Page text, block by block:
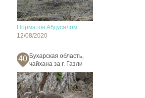
Норматов Абдусалом
12/08/2020
40 Бухарская область,
чайхана за г. Газли